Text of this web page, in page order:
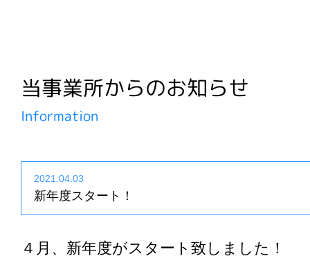
当事業所からのお知らせ
Information
2021.04.03
新年度スタート！
４月、新年度がスタート致しました！